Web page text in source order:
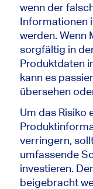
wenn der
Informationen
werden. Wenn
sorgfältig in
Produktdaten
kann es
übersehen
Um das Risiko
verringern,
umfassende
investieren.
beigebracht